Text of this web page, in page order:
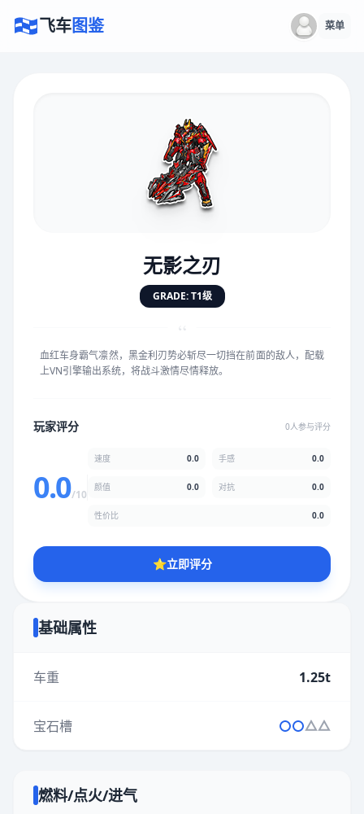
飞车图鉴 菜单
无影之刃
GRADE: T1级
“
血红车身霸气凛然，黑金利刃势必斩尽一切挡在前面的敌人，配载
上VN引擎输出系统，将战斗激情尽情释放。
玩家评分 0人参与评分
0.0/10
速度 0.0 手感 0.0
颜值 0.0 对抗 0.0
性价比 0.0
⭐立即评分
基础属性
车重 1.25t
宝石槽
燃料/点火/进气
★★★★★★★
手感 5.0分
★★ ★ ★
性价比
★★★★★★★★★★